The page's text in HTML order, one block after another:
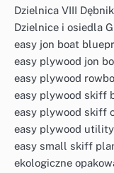
Dzielnica VIII
Dzielnice i osiedla
easy jon boat
easy plywood jon
easy plywood
easy plywood skiff
easy plywood skiff
easy plywood
easy small skiff
ekologiczne